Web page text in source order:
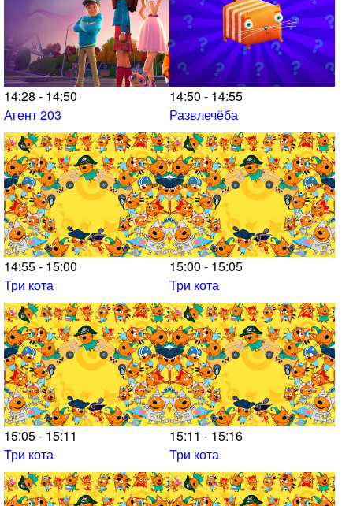
14:28 - 14:50
Агент 203
14:50 - 14:55
Развлечёба
14:55 - 15:00
Три кота
15:00 - 15:05
Три кота
15:05 - 15:11
Три кота
15:11 - 15:16
Три кота